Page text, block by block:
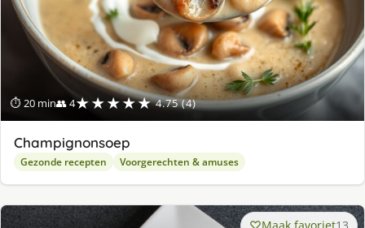
⏱ 20 min👥 4★★★★★ 4.75 (4)
Champignonsoep
Gezonde recepten Voorgerechten & amuses